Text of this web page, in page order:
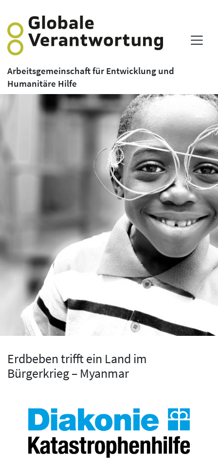
Arbeitsgemeinschaft für Entwicklung und
Humanitäre Hilfe
Erdbeben trifft ein Land im
Bürgerkrieg – Myanmar